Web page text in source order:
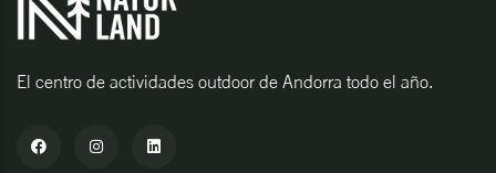
El centro de actividades outdoor de Andorra todo el año.